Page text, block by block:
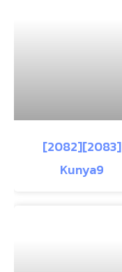
[2082][2083]
Kunya9